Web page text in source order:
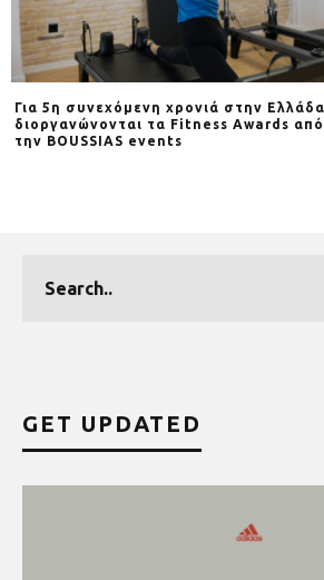
Για 5η συνεχόμενη χρονιά στην Ελλάδα
διοργανώνονται τα Fitness Awards από
την BOUSSIAS events
GET UPDATED